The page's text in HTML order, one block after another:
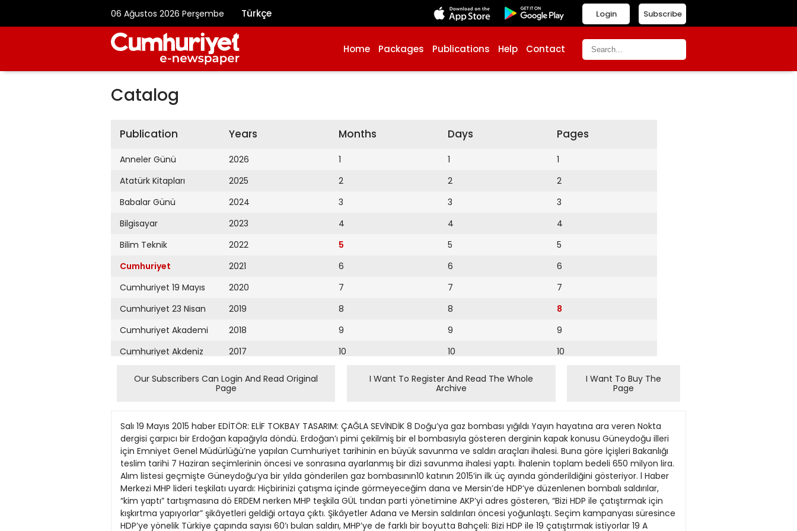
06 Ağustos 2026 Perşembe Türkçe Subscribe
Login
Home Packages Publications Help Contact
Catalog
Publication
Anneler Günü
Atatürk Kitapları
Babalar Günü
Bilgisayar
Bilim Teknik
Cumhuriyet
Cumhuriyet 19 Mayıs
Cumhuriyet 23 Nisan
Cumhuriyet Akademi
Cumhuriyet Akdeniz
Cumhuriyet Alışveriş
Cumhuriyet Ankara
Cumhuriyet Büyük
Taaruz
Cumhuriyet
Cumartesi
Cumhuriyet Çevre
Years
2026
2025
2024
2023
2022
2021
2020
2019
2018
2017
2016
2015
2013
2012
2011
2010
2009
Months
1
2
3
4
5
6
7
8
9
10
Days
1
2
3
4
5
6
7
8
9
10
11
12
14
16
17
18
Pages
1
2
3
4
5
6
7
8
9
10
14
16
17
18
Our Subscribers Can Login And Read Original
Page
I Want To Register And Read The Whole
Archive
I Want To Buy The
Page
Salı 19 Mayıs 2015 haber EDİTÖR: ELİF TOKBAY TASARIM: ÇAĞLA SEVİNDİK 8 Doğu’ya gaz bombası yığıldı Yayın hayatına ara veren Nokta
dergisi çarpıcı bir Erdoğan kapağıyla döndü. Erdoğan’ı pimi çekilmiş bir el bombasıyla gösteren derginin kapak konusu Güneydoğu illeri
için Emniyet Genel Müdürlüğü’ne yapılan Cumhuriyet tarihinin en büyük savunma ve saldırı araçları ihalesi. Buna göre İçişleri Bakanlığı
teslim tarihi 7 Haziran seçimlerinin öncesi ve sonrasına ayarlanmış bir dizi savunma ihalesi yaptı. İhalenin toplam bedeli 650 milyon lira.
Alım listesi geçmişte Güneydoğu’ya bir yılda gönderilen gaz bombasının10 katının 2015’in ilk üç ayında gönderildiğini gösteriyor. l Haber
Merkezi MHP lideri teşkilatı uyardı: Hiçbirinizi çatışma içinde görmeyeceğim dana ve Mersin’de HDP’ye düzenlenen bombalı saldırılar,
“kim yaptı” tartışmasına dö ERDEM nerken MHP teşkila GÜL tından parti yönetimine AKP’yi adres gösteren, “Bizi HDP ile çatıştırmak için
kışkırtma yapıyorlar” şikâyetleri geldiği ortaya çıktı. Şikâyetler Adana ve Mersin saldırıları öncesi yoğunlaştı. Seçim kampanyası süresince
HDP’ye yönelik Türkiye çapında sayısı 60’ı bulan saldırı, MHP’ye de farklı bir boyutta Bahçeli: Bizi HDP ile 19 çatıştırmak istiyorlar 19 A